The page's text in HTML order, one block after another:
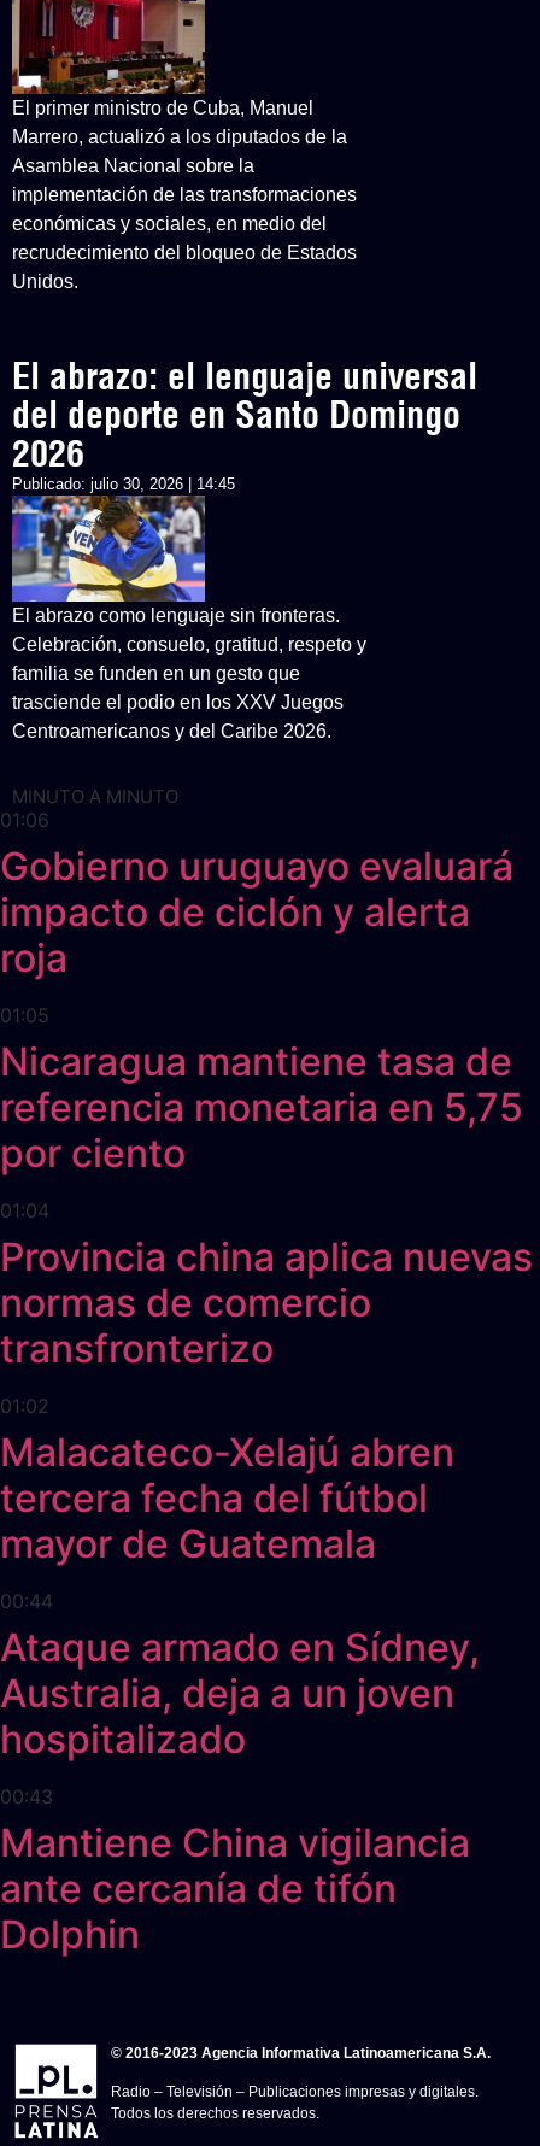
El primer ministro de Cuba, Manuel
Marrero, actualizó a los diputados de la
Asamblea Nacional sobre la
implementación de las transformaciones
económicas y sociales, en medio del
recrudecimiento del bloqueo de Estados
Unidos.
El abrazo: el lenguaje universal
del deporte en Santo Domingo
2026
Publicado: julio 30, 2026 | 14:45
El abrazo como lenguaje sin fronteras.
Celebración, consuelo, gratitud, respeto y
familia se funden en un gesto que
trasciende el podio en los XXV Juegos
Centroamericanos y del Caribe 2026.
MINUTO A MINUTO
01:06
Gobierno uruguayo evaluará
impacto de ciclón y alerta
roja
01:05
Nicaragua mantiene tasa de
referencia monetaria en 5,75
por ciento
01:04
Provincia china aplica nuevas
normas de comercio
transfronterizo
01:02
Malacateco-Xelajú abren
tercera fecha del fútbol
mayor de Guatemala
00:44
Ataque armado en Sídney,
Australia, deja a un joven
hospitalizado
00:43
Mantiene China vigilancia
ante cercanía de tifón
Dolphin
© 2016-2023 Agencia Informativa Latinoamericana S.A.
Radio – Televisión – Publicaciones impresas y digitales.
Todos los derechos reservados.